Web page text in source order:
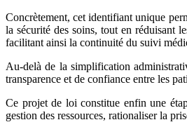
Concrètement, cet identifiant unique
la sécurité des soins, tout en réduisant
facilitant ainsi la continuité du suivi
Au-delà de la simplification
transparence et de confiance entre les
Ce projet de loi constitue enfin une
gestion des ressources, rationaliser la